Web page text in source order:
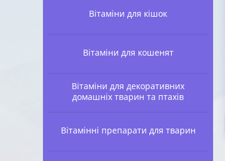
Вітаміни для кішок
Вітаміни для кошенят
Вітаміни для декоративних
домашніх тварин та птахів
Вітамінні препарати для тварин